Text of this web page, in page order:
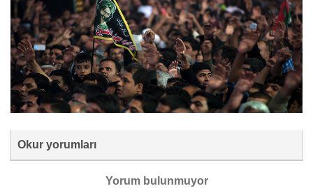
Okur yorumları
Yorum bulunmuyor